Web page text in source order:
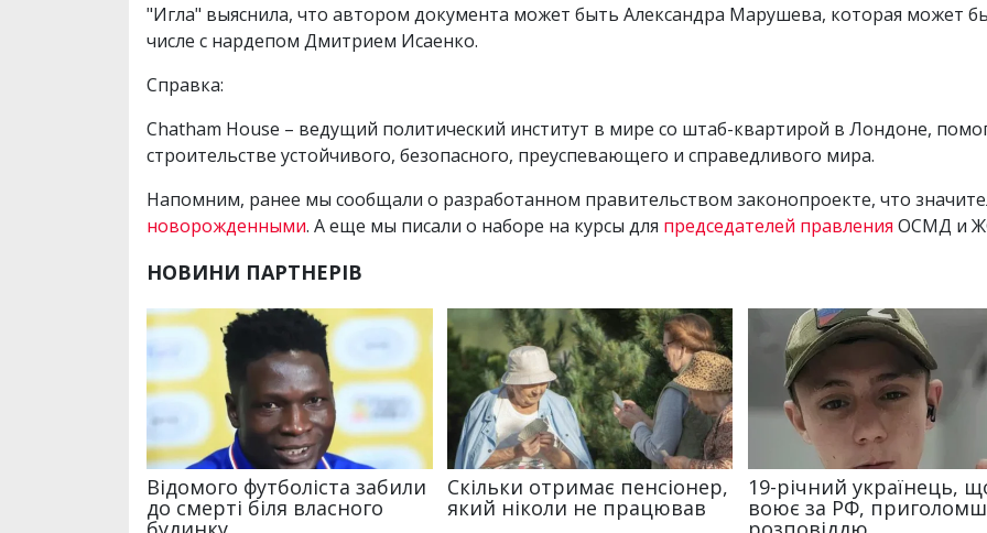
"Игла" выяснила, что автором документа может быть Александра Марушева, которая может
числе с нардепом Дмитрием Исаенко.
Справка:
Chatham House – ведущий политический институт в мире со штаб-квартирой в Лондоне,
строительстве устойчивого, безопасного, преуспевающего и справедливого мира.
Напомним, ранее мы сообщали о разработанном правительством законопроекте, что
новорожденными. А еще мы писали о наборе на курсы для председателей правления ОСМД и